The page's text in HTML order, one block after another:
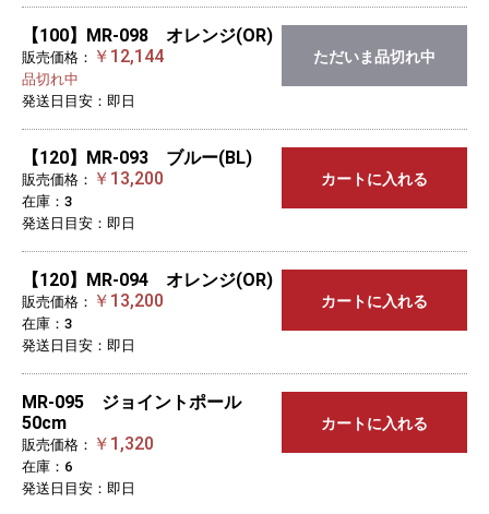
【100】MR-098 オレンジ(OR)
販売価格： ￥12,144
品切れ中
発送日目安：即日
ただいま品切れ中
【120】MR-093 ブルー(BL)
販売価格： ￥13,200
在庫：3
発送日目安：即日
カートに入れる
【120】MR-094 オレンジ(OR)
販売価格： ￥13,200
在庫：3
発送日目安：即日
カートに入れる
MR-095 ジョイントポール
50cm
販売価格： ￥1,320
在庫：6
発送日目安：即日
カートに入れる